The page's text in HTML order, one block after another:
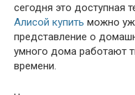
сегодня это доступная
Алисой купить можно
представление о
умного дома работают
времени.